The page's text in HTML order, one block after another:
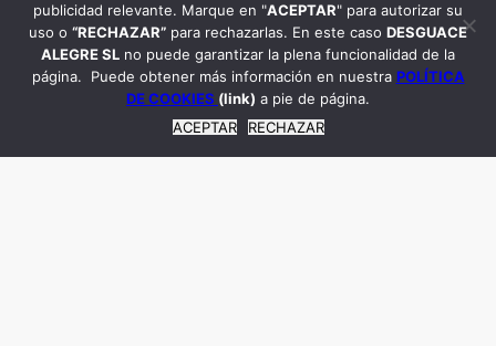
Como conclusión, adquirir tus piezas de
recambio de
cochesenDesguace Alegrees la mejor opción. No
solamente porque nuestras piezas están completamente
avaladas para su uso o sean económicas. Sino también
por causas de conservación medioambiental y por último
porque, gracias a internet, puedes adquirir las piezas que
publicidad relevante. Marque en "ACEPTAR" para autorizar su
uso o “RECHAZAR” para rechazarlas. En este caso DESGUACE
ALEGRE SL no puede garantizar la plena funcionalidad de la
página. Puede obtener más información en nuestra POLÍTICA
DE COOKIES (link) a pie de página.
ACEPTAR
RECHAZAR